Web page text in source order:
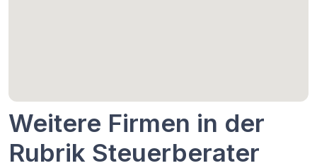
Weitere Firmen in der
Rubrik Steuerberater